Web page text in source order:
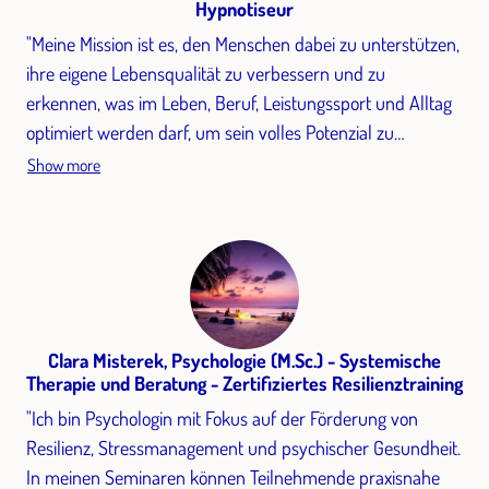
Hypnotiseur
"Meine Mission ist es, den Menschen dabei zu unterstützen,
ihre eigene Lebensqualität zu verbessern und zu
erkennen, was im Leben, Beruf, Leistungssport und Alltag
optimiert werden darf, um sein volles Potenzial zu
entfachen, für die beste Version seiner selbst. Der
Optimierung des eigenen Lebens. Schauen wir bewusst in
uns hinein und beginnen radikal ehrlich zu uns selbst zu
sein, hören auf uns selbst etwas vor zu machen, erkennen
wir, dass es immer etwas in unserem Leben gibt, das
optimiert werden darf - das ist BIOHACKING. Eine jede
Veränderung bedeutet mutig zu sein und für sich selbst
einzustehen. Du hast es verdient."
Show more
Clara Misterek, Psychologie (M.Sc.) - Systemische
Therapie und Beratung - Zertifiziertes Resilienztraining
"Ich bin Psychologin mit Fokus auf der Förderung von
Resilienz, Stressmanagement und psychischer Gesundheit.
In meinen Seminaren können Teilnehmende praxisnahe